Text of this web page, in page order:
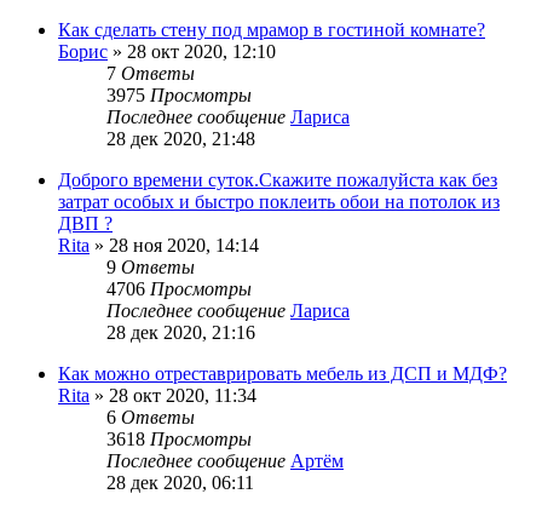
Как сделать стену под мрамор в гостиной комнате?
Борис » 28 окт 2020, 12:10
7 Ответы
3975 Просмотры
Последнее сообщение Лариса
28 дек 2020, 21:48
Доброго времени суток.Скажите пожалуйста как без
затрат особых и быстро поклеить обои на потолок из
ДВП ?
Rita » 28 ноя 2020, 14:14
9 Ответы
4706 Просмотры
Последнее сообщение Лариса
28 дек 2020, 21:16
Как можно отреставрировать мебель из ДСП и МДФ?
Rita » 28 окт 2020, 11:34
6 Ответы
3618 Просмотры
Последнее сообщение Артём
28 дек 2020, 06:11